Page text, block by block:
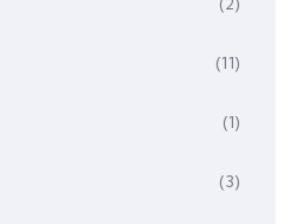
(11)
(1)
(3)